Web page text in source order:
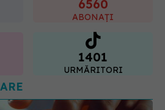
1401
URMĂRITORI